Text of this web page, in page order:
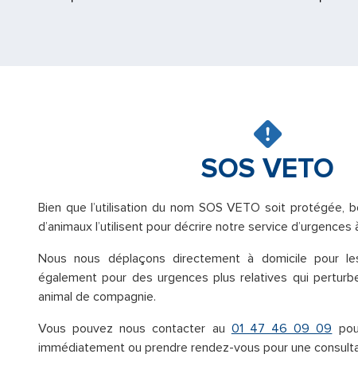
SOS VETO
Bien que l’utilisation du nom SOS VETO soit protégée,
d’animaux l’utilisent pour décrire notre service d’urgences
Nous nous déplaçons directement à domicile pour
également pour des urgences plus relatives qui
animal de compagnie.
Vous pouvez nous contacter au 01 47 46 09 09
immédiatement ou prendre rendez-vous pour une